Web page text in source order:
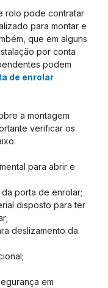
rolo pode contratar
para montar e
que em alguns
por conta
podem
de enrolar
a montagem
verificar os
para abrir e
porta de enrolar;
disposto para ter
deslizamento da
em